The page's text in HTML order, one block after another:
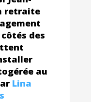
retraite
des
au
Lina